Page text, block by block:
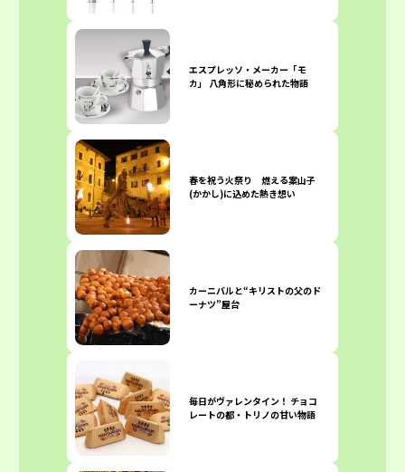
エスプレッソ・メーカー「モ
カ」 八角形に秘められた物語
春を祝う火祭り 燃える案山子
(かかし)に込めた熱き想い
カーニバルと“キリストの父のド
ーナツ”屋台
毎日がヴァレンタイン！ チョコ
レートの都・トリノの甘い物語